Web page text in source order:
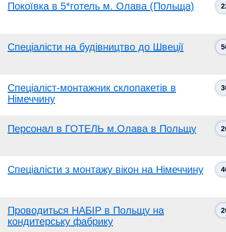
Покоївка в 5*готель м. Олава (Польща)
Спеціалісти на будівництво до Швеції
Спеціаліст-монтажник склопакетів в
Німеччину
Персонал в ГОТЕЛЬ м.Олава в Польщу
Спеціалісти з монтажу вікон на Німеччину
Проводиться НАБІР в Польщу на
кондитерську фабрику